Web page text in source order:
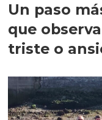
Un paso
que
triste o